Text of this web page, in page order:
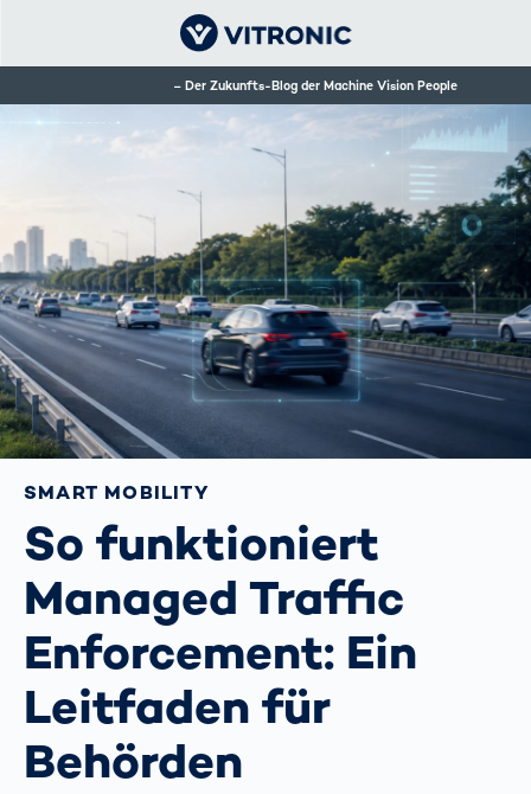
Der Zukunfts-Blog der Machine Vision People
SMART MOBILITY
So funktioniert
Managed Traffic
Enforcement: Ein
Leitfaden für
Behörden